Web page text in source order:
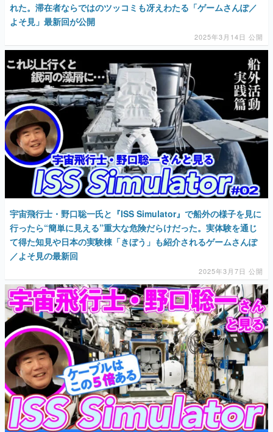
れた。滞在者ならではのツッコミも冴えわたる「ゲームさんぽ／
よそ見」最新回が公開
2025年3月14日 公開
宇宙飛行士・野口聡一氏と『ISS Simulator』で船外の様子を見に
行ったら“簡単に見える”重大な危険だらけだった。実体験を通じ
て得た知見や日本の実験棟「きぼう」も紹介されるゲームさんぽ
／よそ見の最新回
2025年3月7日 公開